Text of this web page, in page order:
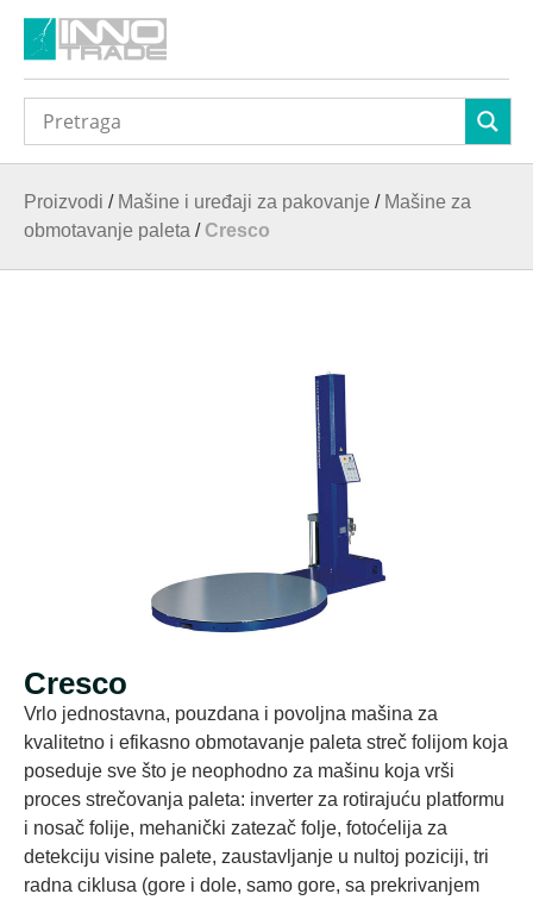
Proizvodi / Mašine i uređaji za pakovanje / Mašine za
obmotavanje paleta /Cresco
Cresco
Vrlo jednostavna, pouzdana i povoljna mašina za
kvalitetno i efikasno obmotavanje paleta streč folijom koja
poseduje sve što je neophodno za mašinu koja vrši
proces strečovanja paleta: inverter za rotirajuću platformu
i nosač folije, mehanički zatezač folje, fotoćelija za
detekciju visine palete, zaustavljanje u nultoj poziciji, tri
radna ciklusa (gore i dole, samo gore, sa prekrivanjem